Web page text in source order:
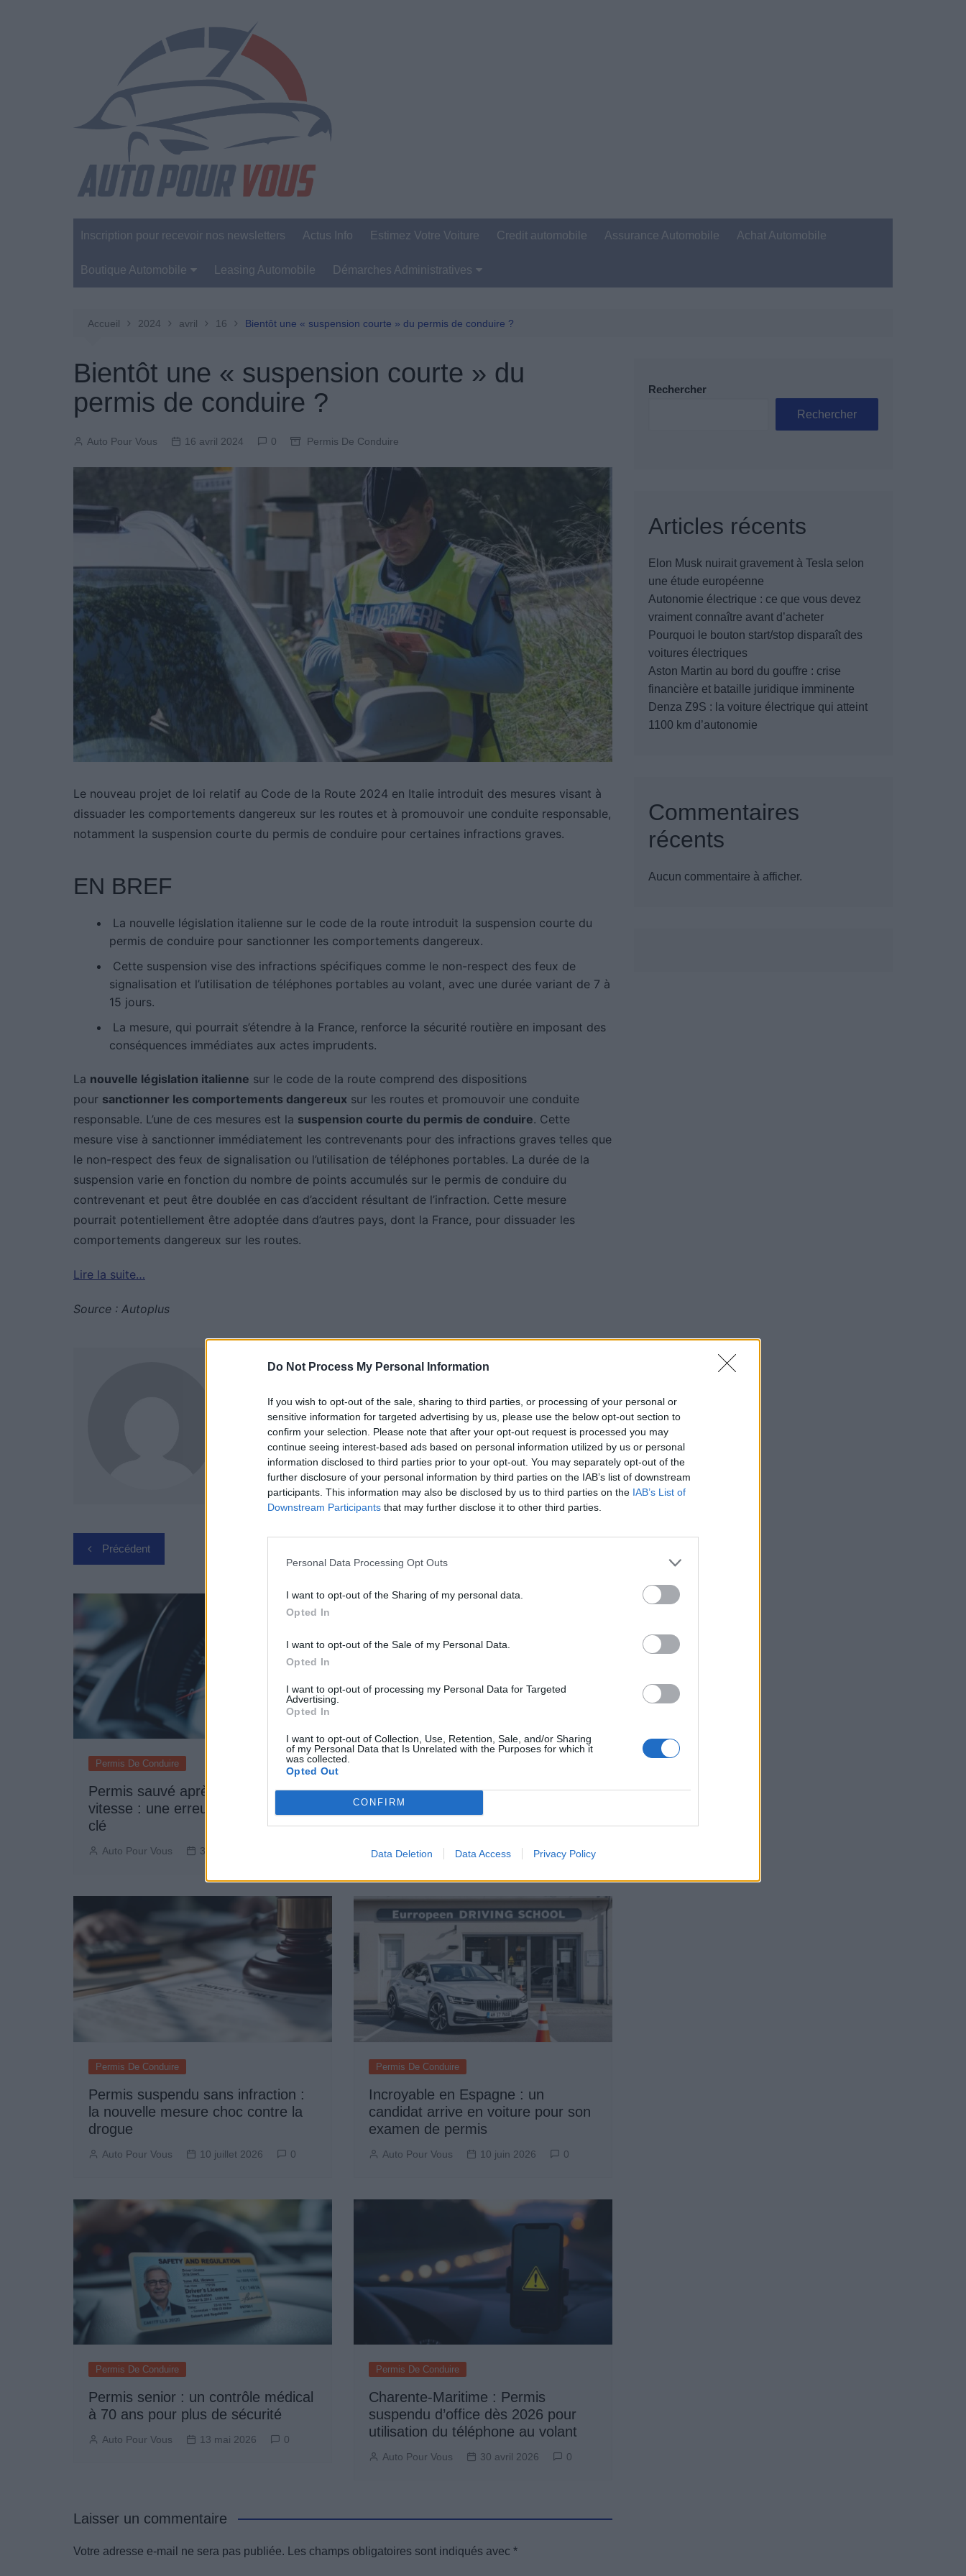
Do Not Process My Personal Information
If you wish to opt-out of the sale, sharing to third parties, or processing of your personal or
sensitive information for targeted advertising by us, please use the below opt-out section to
confirm your selection. Please note that after your opt-out request is processed you may
continue seeing interest-based ads based on personal information utilized by us or personal
information disclosed to third parties prior to your opt-out. You may separately opt-out of the
further disclosure of your personal information by third parties on the IAB’s list of downstream
participants. This information may also be disclosed by us to third parties on the IAB’s List of
Downstream Participants that may further disclose it to other third parties.
Personal Data Processing Opt Outs
I want to opt-out of the Sharing of my personal data.
Opted In
I want to opt-out of the Sale of my Personal Data.
Opted In
I want to opt-out of processing my Personal Data for Targeted
Advertising.
Opted In
I want to opt-out of Collection, Use, Retention, Sale, and/or Sharing
of my Personal Data that Is Unrelated with the Purposes for which it
was collected.
Opted Out
CONFIRM
Data Deletion Data Access Privacy Policy
Inscription pour recevoir nos newsletters Actus Info Estimez Votre Voiture Credit automobile Assurance Automobile Achat Automobile
Boutique Automobile
Entretien Automobile
Produits Boutique
Leasing Automobile Démarches Administratives
Permis De Conduire
Accueil 2024 avril 16 Bientôt une « suspension courte » du permis de conduire ?
Bientôt une « suspension courte » du
permis de conduire ?
Auto Pour Vous 16 avril 2024 0 Permis De Conduire
Le nouveau projet de loi relatif au Code de la Route 2024 en Italie introduit des mesures visant à
dissuader les comportements dangereux sur les routes et à promouvoir une conduite responsable,
notamment la suspension courte du permis de conduire pour certaines infractions graves.
EN BREF
La nouvelle législation italienne sur le code de la route introduit la suspension courte du
permis de conduire pour sanctionner les comportements dangereux.
Cette suspension vise des infractions spécifiques comme le non-respect des feux de
signalisation et l’utilisation de téléphones portables au volant, avec une durée variant de 7 à
15 jours.
La mesure, qui pourrait s’étendre à la France, renforce la sécurité routière en imposant des
conséquences immédiates aux actes imprudents.
La nouvelle législation italienne sur le code de la route comprend des dispositions
pour sanctionner les comportements dangereux sur les routes et promouvoir une conduite
responsable. L’une de ces mesures est la suspension courte du permis de conduire. Cette
mesure vise à sanctionner immédiatement les contrevenants pour des infractions graves telles que
le non-respect des feux de signalisation ou l’utilisation de téléphones portables. La durée de la
suspension varie en fonction du nombre de points accumulés sur le permis de conduire du
contrevenant et peut être doublée en cas d’accident résultant de l’infraction. Cette mesure
pourrait potentiellement être adoptée dans d’autres pays, dont la France, pour dissuader les
comportements dangereux sur les routes.
Lire la suite…
Source : Autoplus
Auto Pour Vous
Navigation
de
l’article
Précédent
Permis De Conduire
Permis sauvé après 14 excès de
vitesse : une erreur administrative
clé
Auto Pour Vous 30 juillet 2026
Permis B : Ce que vous pouvez
vraiment conduire en deux roues
Permis De Conduire
Permis suspendu sans infraction :
la nouvelle mesure choc contre la
drogue
Auto Pour Vous 10 juillet 2026 0
Permis De Conduire
Incroyable en Espagne : un
candidat arrive en voiture pour son
examen de permis
Auto Pour Vous 10 juin 2026 0
Permis De Conduire
Permis senior : un contrôle médical
à 70 ans pour plus de sécurité
Auto Pour Vous 13 mai 2026 0
Permis De Conduire
Charente-Maritime : Permis
suspendu d’office dès 2026 pour
utilisation du téléphone au volant
Auto Pour Vous 30 avril 2026 0
Laisser un commentaire
Votre adresse e-mail ne sera pas publiée. Les champs obligatoires sont indiqués avec *
Rechercher
Rechercher
Articles récents
Elon Musk nuirait gravement à Tesla selon
une étude européenne
Autonomie électrique : ce que vous devez
vraiment connaître avant d’acheter
Pourquoi le bouton start/stop disparaît des
voitures électriques
Aston Martin au bord du gouffre : crise
financière et bataille juridique imminente
Denza Z9S : la voiture électrique qui atteint
1100 km d’autonomie
Commentaires
récents
Aucun commentaire à afficher.